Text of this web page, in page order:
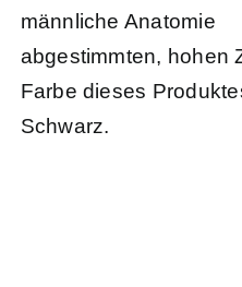
männliche Anatomie
abgestimmten, hohen
Farbe dieses
Schwarz.